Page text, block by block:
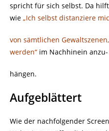
spricht für sich selbst. Da
wie „Ich selbst distanziere
von sämtlichen
werden“ im Nachhinein anzu-
hängen.
Aufgeblättert
Wie der nachfolgender